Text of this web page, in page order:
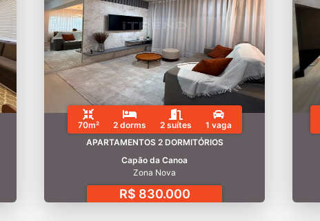
70m² 2 dorms 2 suítes
1 vaga
APARTAMENTOS 2 DORMITÓRIOS
Capão da Canoa
Zona Nova
R$ 830.000